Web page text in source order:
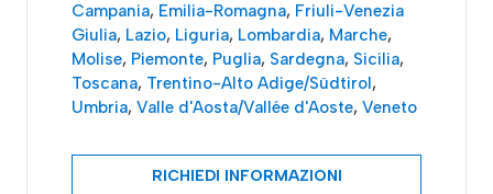
Campania, Emilia-Romagna, Friuli-Venezia
Giulia, Lazio, Liguria, Lombardia, Marche,
Molise, Piemonte, Puglia, Sardegna, Sicilia,
Toscana, Trentino-Alto Adige/Südtirol,
Umbria, Valle d'Aosta/Vallée d'Aoste, Veneto
RICHIEDI INFORMAZIONI